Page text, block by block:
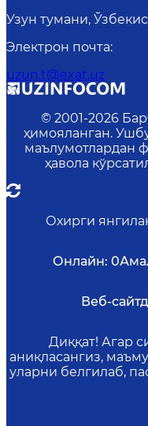
Узун тумани,
Электрон почта:
uzun.t@exat.uz
© 2001-2026
ҳимояланган.
маълумотлардан
ҳавола
Охирги
Онлайн: 0
Веб-
Диққат! Агар
аниқласангиз,
уларни белгилаб,